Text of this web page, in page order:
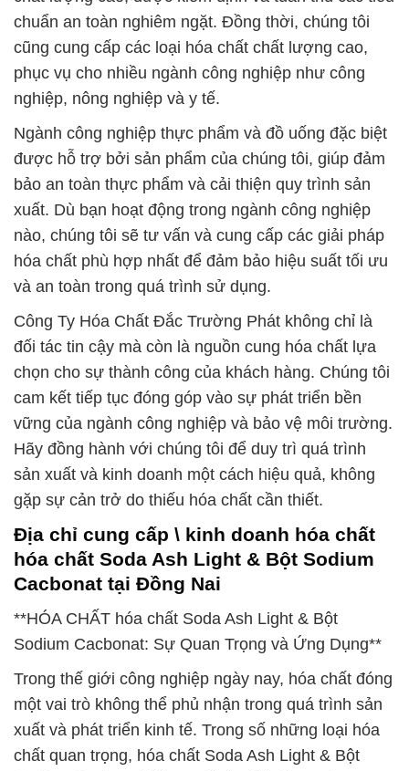
chuẩn an toàn nghiêm ngặt. Đồng thời, chúng tôi
cũng cung cấp các loại hóa chất chất lượng cao,
phục vụ cho nhiều ngành công nghiệp như công
nghiệp, nông nghiệp và y tế.
Ngành công nghiệp thực phẩm và đồ uống đặc biệt
được hỗ trợ bởi sản phẩm của chúng tôi, giúp đảm
bảo an toàn thực phẩm và cải thiện quy trình sản
xuất. Dù bạn hoạt động trong ngành công nghiệp
nào, chúng tôi sẽ tư vấn và cung cấp các giải pháp
hóa chất phù hợp nhất để đảm bảo hiệu suất tối ưu
và an toàn trong quá trình sử dụng.
Công Ty Hóa Chất Đắc Trường Phát không chỉ là
đối tác tin cậy mà còn là nguồn cung hóa chất lựa
chọn cho sự thành công của khách hàng. Chúng tôi
cam kết tiếp tục đóng góp vào sự phát triển bền
vững của ngành công nghiệp và bảo vệ môi trường.
Hãy đồng hành với chúng tôi để duy trì quá trình
sản xuất và kinh doanh một cách hiệu quả, không
gặp sự cản trở do thiếu hóa chất cần thiết.
Địa chỉ cung cấp \ kinh doanh hóa chất
hóa chất Soda Ash Light & Bột Sodium
Cacbonat tại Đồng Nai
**HÓA CHẤT hóa chất Soda Ash Light & Bột
Sodium Cacbonat: Sự Quan Trọng và Ứng Dụng**
Trong thế giới công nghiệp ngày nay, hóa chất đóng
một vai trò không thể phủ nhận trong quá trình sản
xuất và phát triển kinh tế. Trong số những loại hóa
chất quan trọng, hóa chất Soda Ash Light & Bột